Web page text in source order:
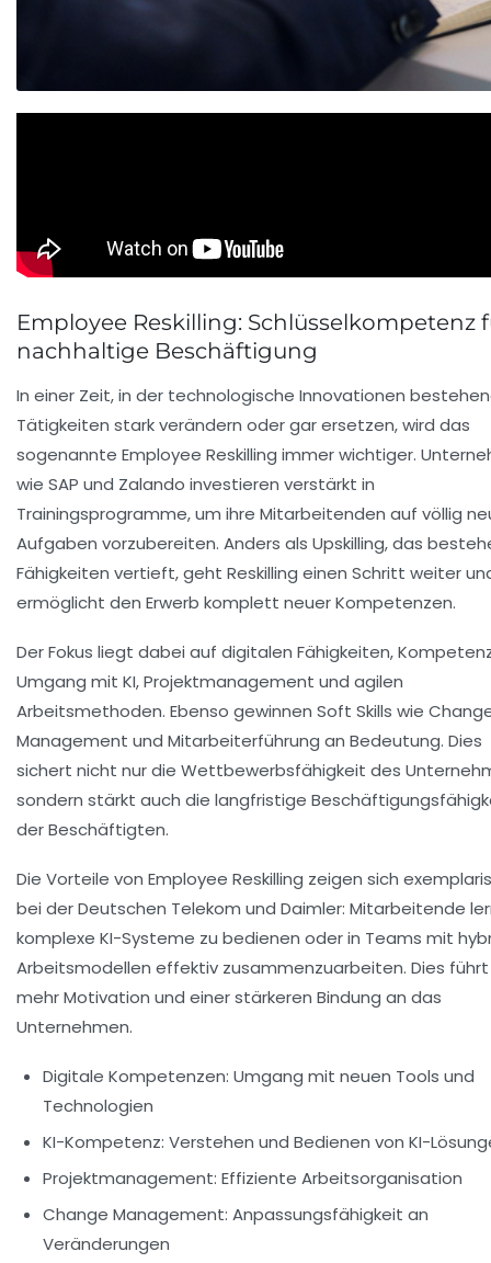
Employee Reskilling: Schlüsselkompetenz
nachhaltige Beschäftigung
In einer Zeit, in der technologische Innovationen
Tätigkeiten stark verändern oder gar ersetzen, wird das
sogenannte Employee Reskilling immer wichtiger.
wie SAP und Zalando investieren verstärkt in
Trainingsprogramme, um ihre Mitarbeitenden auf völlig
Aufgaben vorzubereiten. Anders als Upskilling, das
Fähigkeiten vertieft, geht Reskilling einen Schritt weiter
ermöglicht den Erwerb komplett neuer Kompetenzen.
Der Fokus liegt dabei auf digitalen Fähigkeiten,
Umgang mit KI, Projektmanagement und agilen
Arbeitsmethoden. Ebenso gewinnen Soft Skills wie
Management und Mitarbeiterführung an Bedeutung. Dies
sichert nicht nur die Wettbewerbsfähigkeit des
sondern stärkt auch die langfristige
der Beschäftigten.
Die Vorteile von Employee Reskilling zeigen sich
bei der Deutschen Telekom und Daimler: Mitarbeitende
komplexe KI-Systeme zu bedienen oder in Teams mit
Arbeitsmodellen effektiv zusammenzuarbeiten. Dies
mehr Motivation und einer stärkeren Bindung an das
Unternehmen.
Digitale Kompetenzen: Umgang mit neuen Tools und
Technologien
KI-Kompetenz: Verstehen und Bedienen von KI-
Projektmanagement: Effiziente Arbeitsorganisation
Change Management: Anpassungsfähigkeit an
Veränderungen